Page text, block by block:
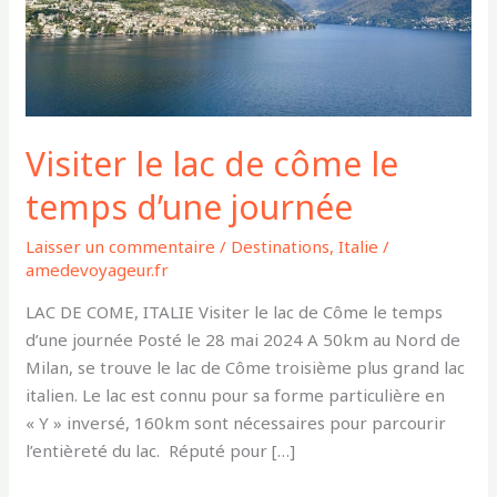
Visiter le lac de côme le
temps d’une journée
Laisser un commentaire / Destinations,Italie /
amedevoyageur.fr
LAC DE COME, ITALIE Visiter le lac de Côme le temps
d’une journée Posté le 28 mai 2024 A 50km au Nord de
Milan, se trouve le lac de Côme troisième plus grand lac
italien. Le lac est connu pour sa forme particulière en
« Y » inversé, 160km sont nécessaires pour parcourir
l’entièreté du lac. Réputé pour […]
le
temps